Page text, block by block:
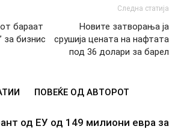
бараат
за бизнис
Следна статија
Новите затворања ја
срушија цената на нафтата
под 36 долари за барел
ПОВЕЌЕ ОД АВТОРОТ
од ЕУ од 149 милиони евра за